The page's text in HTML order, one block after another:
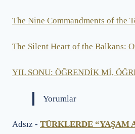
The Nine Commandments of the
The Silent Heart of the Balkans:
YIL SONU: ÖĞRENDİK Mİ,
Yorumlar
Adsız - TÜRKLERDE “YAŞAM